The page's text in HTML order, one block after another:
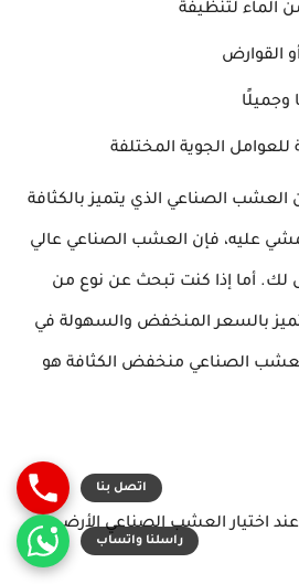
الماء لتنظيفة
القوارض
وجميلًا
للعوامل الجوية المختلفة
الصناعي الذي يتميز بالكثافة
عليه، فإن العشب الصناعي عالي
لك. أما إذا كنت تبحث عن نوع من
بالسعر المنخفض والسهولة في
العشب الصناعي منخفض الكثافة هو
اختيار العشب الصناعي الأرضي: